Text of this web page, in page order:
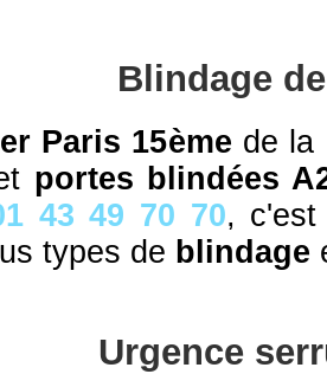
Blindage
Paris 15ème de la
portes blindées
43 49 70 70,
types de blindage
Urgence